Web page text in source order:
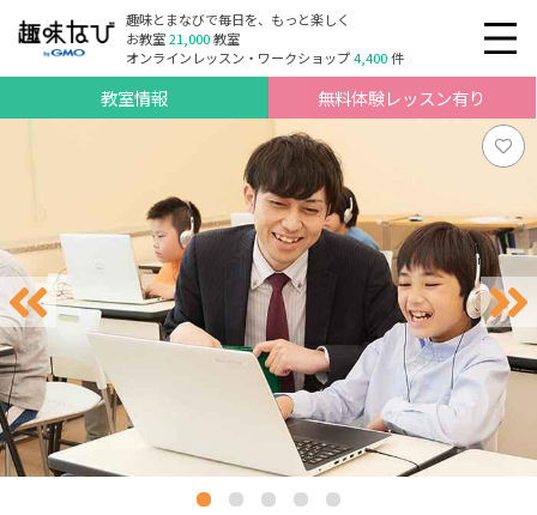
趣味とまなびで毎日を、もっと楽しく
お教室21,000教室
オンラインレッスン・ワークショップ4,400件
教室情報 無料体験レッスン有り